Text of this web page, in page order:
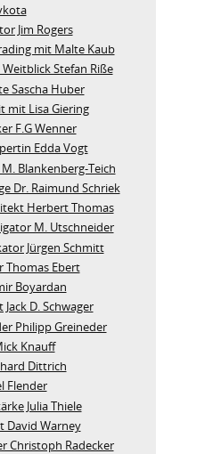
Jim Rogers
mit Malte Kaub
Stefan Riße
Sascha Huber
mit Lisa Giering
F.G Wenner
Edda Vogt
Blankenberg‑Teich
Dr. Raimund Schriek
Herbert Thomas
M. Utschneider
Jürgen Schmitt
Thomas Ebert
Boyardan
D. Schwager
Philipp Greineder
Knauff
Dittrich
Flender
Julia Thiele
David Warney
Christoph Radecker